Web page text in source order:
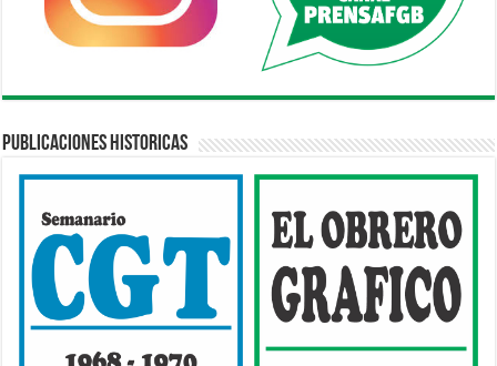
Publicaciones Historicas